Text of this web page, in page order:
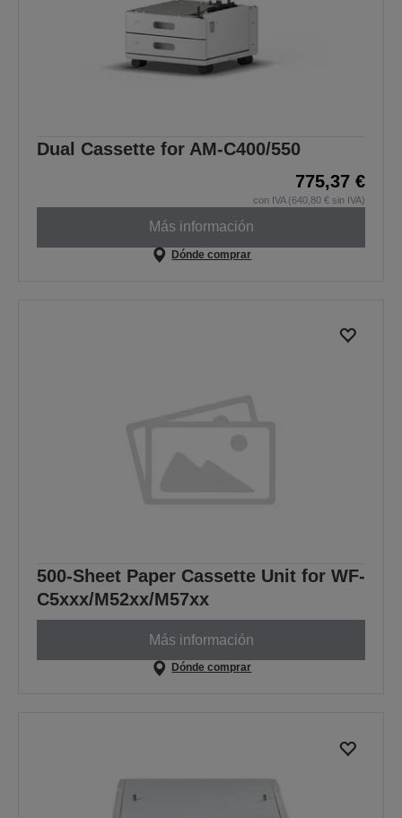
Dual Cassette for AM-C400/550
775,37 €
con IVA (640,80 € sin IVA)
Más información
Dónde comprar
500-Sheet Paper Cassette Unit for WF-
C5xxx/M52xx/M57xx
Más información
Dónde comprar